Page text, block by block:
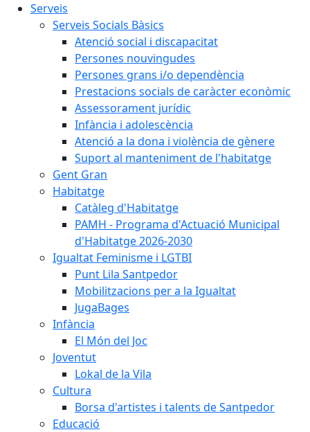
Serveis
Serveis Socials Bàsics
Atenció social i discapacitat
Persones nouvingudes
Persones grans i/o dependència
Prestacions socials de caràcter econòmic
Assessorament jurídic
Infància i adolescència
Atenció a la dona i violència de gènere
Suport al manteniment de l'habitatge
Gent Gran
Habitatge
Catàleg d'Habitatge
PAMH - Programa d'Actuació Municipal
d'Habitatge 2026-2030
Igualtat Feminisme i LGTBI
Punt Lila Santpedor
Mobilitzacions per a la Igualtat
JugaBages
Infància
El Món del Joc
Joventut
Lokal de la Vila
Cultura
Borsa d'artistes i talents de Santpedor
Educació